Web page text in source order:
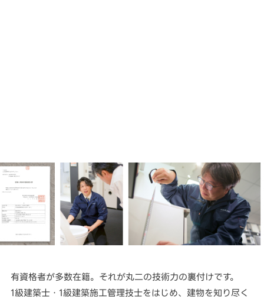
有資格者が多数在籍。それが丸二の技術力の裏付けです。
1級建築士・1級建築施工管理技士をはじめ、建物を知り尽く